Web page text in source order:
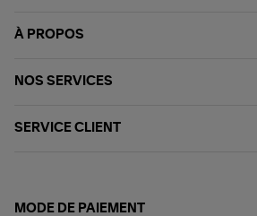
À PROPOS
NOS SERVICES
SERVICE CLIENT
MODE DE PAIEMENT